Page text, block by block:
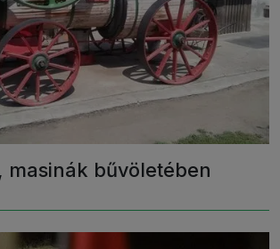
masinák bűvöletében